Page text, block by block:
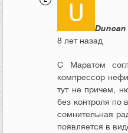
8 лет назад
С Маратом
компрессор
тут не причем,
без контроля по
сомнительная
появляется в